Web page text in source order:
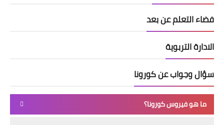
فضاء التعلم عن بعد
الادارة التربوية
سؤال وجواب عن كورونا
ما هو فيروس كورونا؟